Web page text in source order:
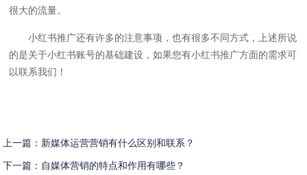
很大的流量。
小红书推广还有许多的注意事项，也有很多不同方式，上述所说
的是关于小红书账号的基础建设，如果您有小红书推广方面的需求可
以联系我们！
上一篇： 新媒体运营营销有什么区别和联系？
下一篇： 自媒体营销的特点和作用有哪些？